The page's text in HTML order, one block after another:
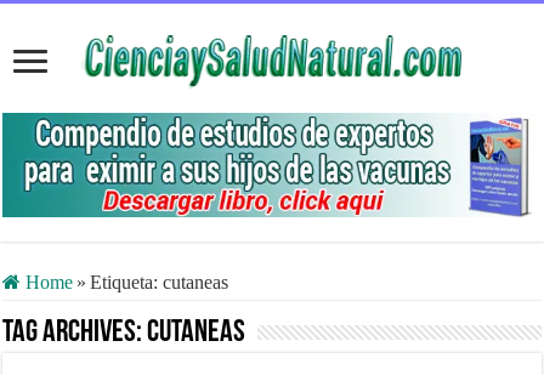
Home » Etiqueta:cutaneas
Tag Archives:cutaneas